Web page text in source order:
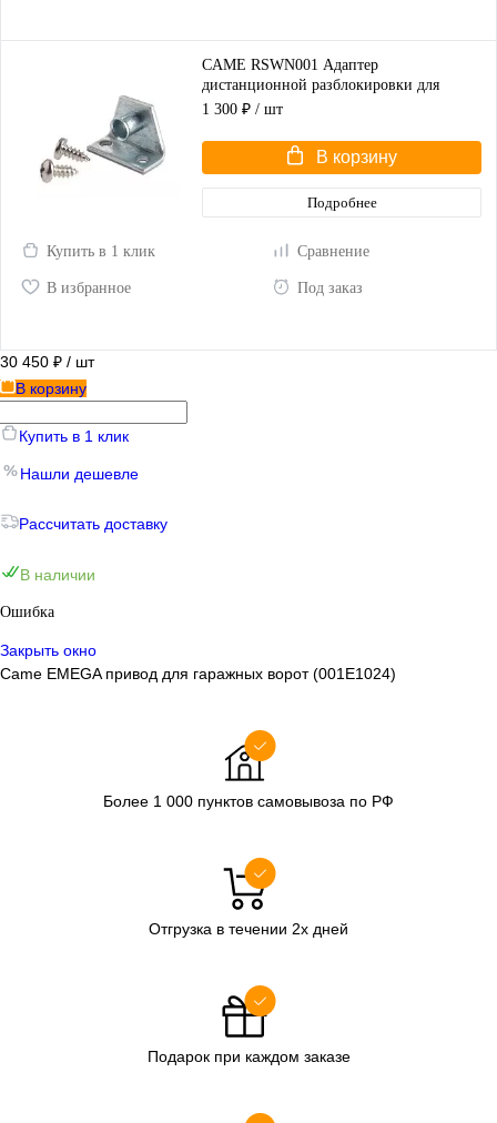
CAME RSWN001 Адаптер
дистанционной разблокировки для
распашных ворот
1 300 ₽ / шт
В корзину
Подробнее
Купить в 1 клик Сравнение
В избранное Под заказ
30 450 ₽ / шт
В корзину
Купить в 1 клик
Нашли дешевле
Рассчитать доставку
В наличии
Ошибка
Закрыть окно
Came EMEGA привод для гаражных ворот (001E1024)
Более 1 000 пунктов самовывоза по РФ
Отгрузка в течении 2х дней
Подарок при каждом заказе